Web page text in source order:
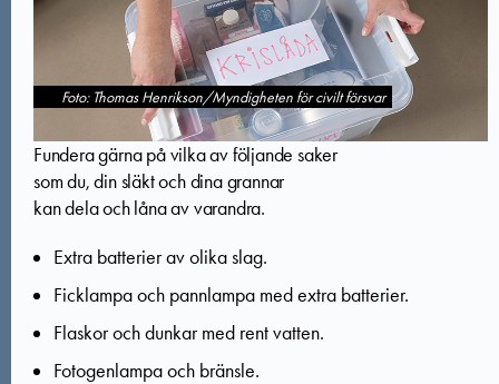
Foto: Thomas Henrikson/Myndigheten för civilt försvar
Fundera gärna på vilka av följande saker
som du, din släkt och dina grannar
kan dela och låna av varandra.
Extra batterier av olika slag.
Ficklampa och pannlampa med extra batterier.
Flaskor och dunkar med rent vatten.
Fotogenlampa och bränsle.